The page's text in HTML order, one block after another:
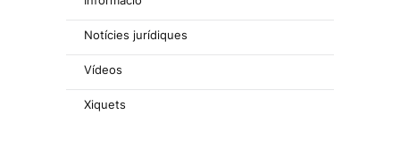
Notícies jurídiques
Vídeos
Xiquets